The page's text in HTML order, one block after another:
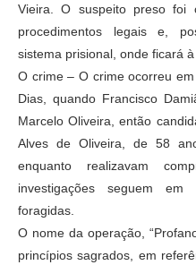
Vieira. O suspeito preso foi
procedimentos legais e,
sistema prisional, onde ficará
O crime – O crime ocorreu
Dias, quando Francisco
Marcelo Oliveira, então
Alves de Oliveira, de 58
enquanto realizavam
investigações seguem
foragidas.
O nome da operação,
princípios sagrados, em